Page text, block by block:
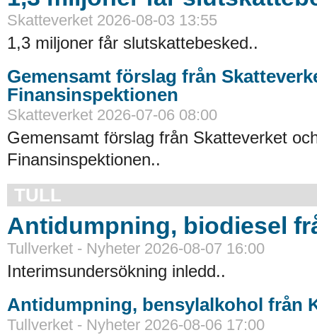
Skatteverket 2026-08-03 13:55
1,3 miljoner får slutskattebesked..
Gemensamt förslag från
Finansinspektionen
Skatteverket 2026-07-06 08:00
Gemensamt förslag från Skatteverket
Finansinspektionen..
TULL
Antidumpning, biodiesel
Tullverket - Nyheter 2026-08-07 16:00
Interimsundersökning inledd..
Antidumpning, bensylalkohol från
Tullverket - Nyheter 2026-08-06 17:00